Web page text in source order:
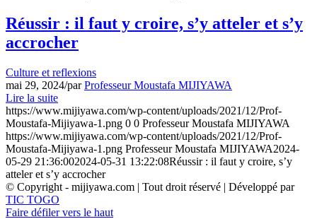
Réussir : il faut y croire, s’y atteler et s’y
accrocher
Culture et reflexions
mai 29, 2024/parProfesseur Moustafa MIJIYAWA
Lire la suite
https://www.mijiyawa.com/wp-content/uploads/2021/12/Prof-
Moustafa-Mijiyawa-1.png 0 0 Professeur Moustafa MIJIYAWA
https://www.mijiyawa.com/wp-content/uploads/2021/12/Prof-
Moustafa-Mijiyawa-1.png Professeur Moustafa MIJIYAWA2024-
05-29 21:36:002024-05-31 13:22:08Réussir : il faut y croire, s’y
atteler et s’y accrocher
© Copyright - mijiyawa.com | Tout droit réservé | Développé par
TIC TOGO
Faire défiler vers le haut